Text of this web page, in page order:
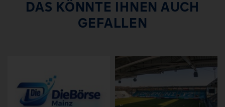
DAS KÖNNTE IHNEN AUCH
GEFALLEN